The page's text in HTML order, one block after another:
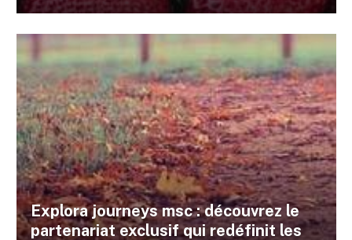
Explora journeys msc : découvrez le
partenariat exclusif qui redéfinit les